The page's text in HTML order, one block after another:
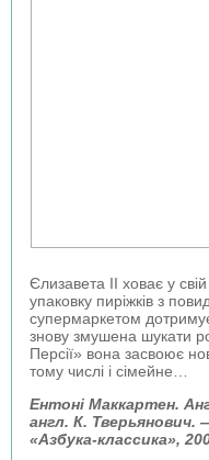
Єлизавета ІІ ховає у
упаковку пиріжків з
супермаркетом
знову змушена шукати
Персії» вона засвоює
тому числі і сімейне…
Ентоні Маккартен.
англ. К. Тверьянович.
«Азбука-классика»,